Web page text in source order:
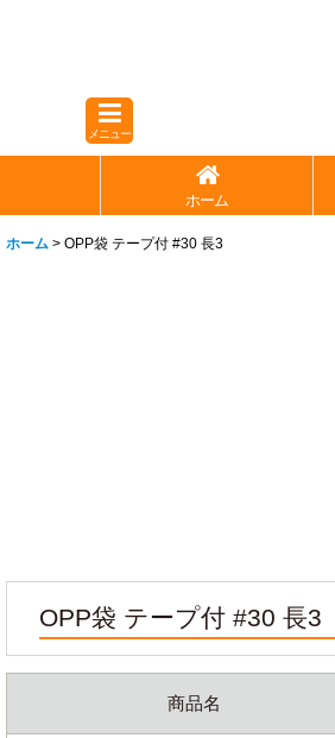
メニュー
ホーム
ホーム > OPP袋 テープ付 #30 長3
OPP袋 テープ付 #30 長3
商品名